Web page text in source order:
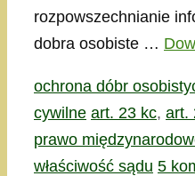
rozpowszechnianie
dobra osobiste …
Kategorie
ochrona dóbr
cywilne Tagi
art. 23 kc, art.
prawo
właściwość sądu 5